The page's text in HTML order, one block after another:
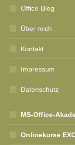
Office-Blog
Über mich
Kontakt
Impressum
Datenschutz
MS-Office-
Onlinekurse